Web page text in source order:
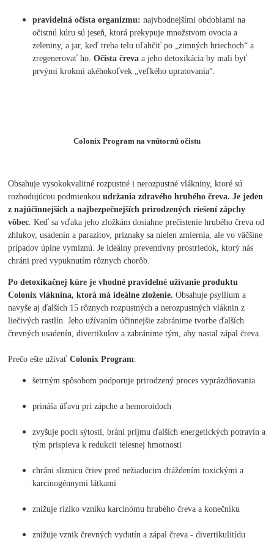
pravidelná očista organizmu: najvhodnejšími obdobiami na
očistnú kúru sú jeseň, ktorá prekypuje množstvom ovocia a
zeleniny, a jar, keď treba telu uľahčiť po „zimných hriechoch“ a
zregenerovať ho.Očista čreva a jeho detoxikácia by mali byť
prvými krokmi akéhokoľvek „veľkého upratovania“.
Colonix Program na vnútornú očistu
Obsahuje vysokokvalitné rozpustné i nerozpustné vlákniny, ktoré sú
rozhodujúcou podmienkouudržania zdravého hrubého čreva. Je jeden
z najúčinnejších a najbezpečnejších prirodzených riešení zápchy
vôbec . Keď sa vďaka jeho zložkám dosiahne prečistenie hrubého čreva od
zhlukov, usadenín a parazitov, príznaky sa nielen zmiernia, ale vo väčšine
prípadov úplne vymiznú. Je ideálny preventívny prostriedok, ktorý nás
chráni pred vypuknutím rôznych chorôb.
Po detoxikačnej kúre je vhodné pravidelné užívanie produktu
Colonix vláknina, ktorá má ideálne zloženie. Obsahuje psyllium a
navyše aj ďalších 15 rôznych rozpustných a nerozpustných vláknin z
liečivých rastlín. Jeho užívaním účinnejšie zabránime tvorbe ďalších
črevných usadenín, divertikulov a zabránime tým, aby nastal zápal čreva.
Prečo ešte užívaťColonix Program:
šetrným spôsobom podporuje prirodzený proces vyprázdňovania
prináša úľavu pri zápche a hemoroidoch
zvyšuje pocit sýtosti, bráni príjmu ďalších energetických potravín a
tým prispieva k redukcii telesnej hmotnosti
chráni sliznicu čriev pred nežiaducim dráždením toxickými a
karcinogénnymi látkami
znižuje riziko vzniku karcinómu hrubého čreva a konečníku
znižuje vznik črevných vydutín a zápal čreva - divertikulitídu